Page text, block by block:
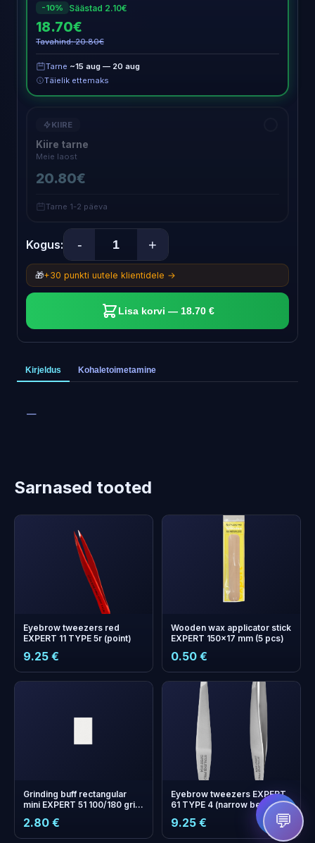
-10%
Säästad 2.10€
18.70€
Tavahind: 20.80€
Tarne ~15 aug — 20 aug
Täielik ettemaks
KIIRE
Kiire tarne
Meie laost
20.80€
Tarne 1-2 päeva
Kogus: - +
🎁+30 punkti uutele klientidele →
Lisa korvi — 18.70 €
Kirjeldus Kohaletoimetamine
—
Sarnased tooted
Eyebrow tweezers red
EXPERT 11 TYPE 5r (point)
9.25 €
Wooden wax applicator stick
EXPERT 150x17 mm (5 pcs)
0.50 €
Grinding buff rectangular
mini EXPERT 51 100/180 grit
2.80 €
Eyebrow tweezers EXPERT
61 TYPE 4 (narrow beveled)
9.25 €
boonuspunkti
Kogu ja säästa järgmisel
💬